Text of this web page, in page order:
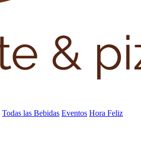
Todas las Bebidas Eventos Hora Feliz